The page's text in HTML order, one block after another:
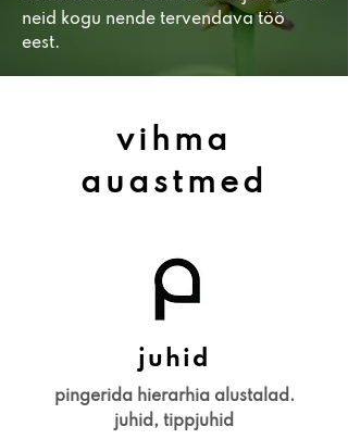
neid kogu nende tervendava töö
eest.
vihma
auastmed
juhid
pingerida hierarhia alustalad.
juhid, tippjuhid